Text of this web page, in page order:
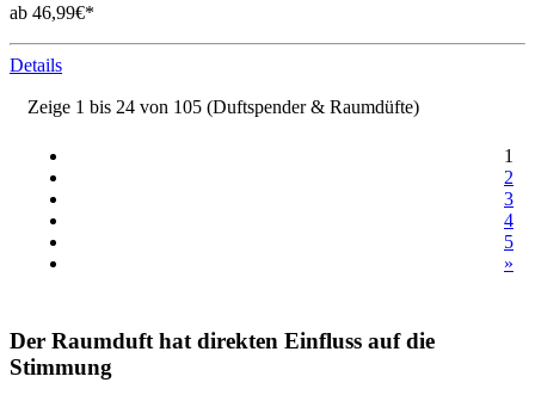
ab 46,99€*
Details
Zeige 1 bis 24 von 105 (Duftspender & Raumdüfte)
1
2
3
4
5
»
Der Raumduft hat direkten Einfluss auf die
Stimmung